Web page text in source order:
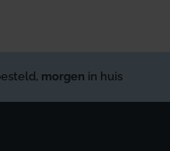
morgen in huis